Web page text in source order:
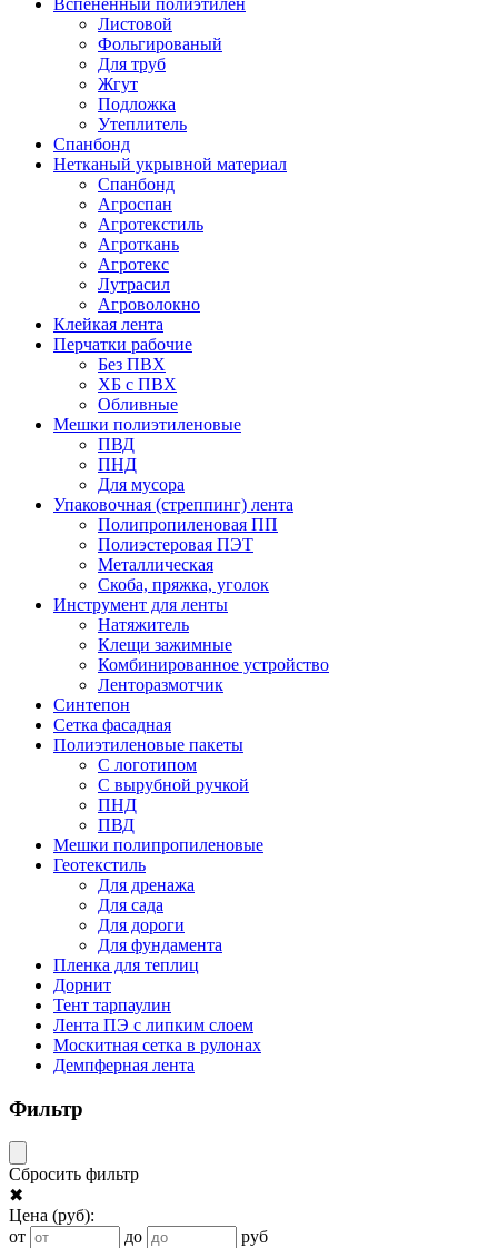
Вспененный полиэтилен
Листовой
Фольгированый
Для труб
Жгут
Подложка
Утеплитель
Спанбонд
Нетканый укрывной материал
Спанбонд
Агроспан
Агротекстиль
Агроткань
Агротекс
Лутрасил
Агроволокно
Клейкая лента
Перчатки рабочие
Без ПВХ
ХБ с ПВХ
Обливные
Мешки полиэтиленовые
ПВД
ПНД
Для мусора
Упаковочная (стреппинг) лента
Полипропиленовая ПП
Полиэстеровая ПЭТ
Металлическая
Скоба, пряжка, уголок
Инструмент для ленты
Натяжитель
Клещи зажимные
Комбинированное устройство
Ленторазмотчик
Синтепон
Сетка фасадная
Полиэтиленовые пакеты
С логотипом
С вырубной ручкой
ПНД
ПВД
Мешки полипропиленовые
Геотекстиль
Для дренажа
Для сада
Для дороги
Для фундамента
Пленка для теплиц
Дорнит
Тент тарпаулин
Лента ПЭ с липким слоем
Москитная сетка в рулонах
Демпферная лента
Фильтр
Сбросить фильтр
✖
Цена (руб):
от
до
руб